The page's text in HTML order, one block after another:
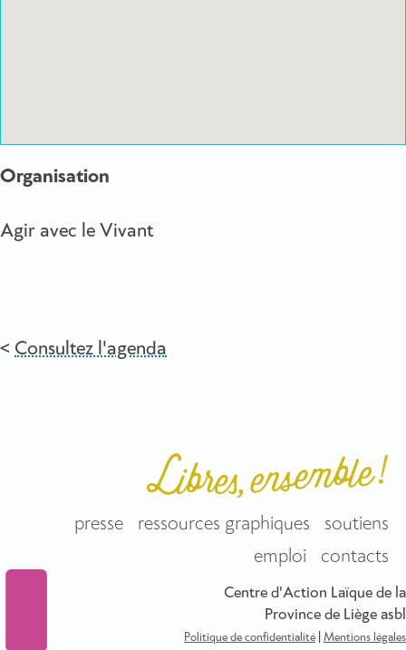
Organisation
Agir avec le Vivant
Consultez l'agenda
presse ressources graphiques
soutiens
emploi
contacts
Centre d'Action Laïque de la
Province de Liège asbl
Politique de confidentialité Mentions légales